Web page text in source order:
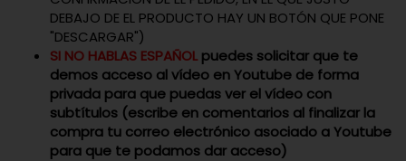
DEBAJO DE EL PRODUCTO HAY UN BOTÓN QUE PONE
"DESCARGAR")
SI NO HABLAS ESPAÑOL puedes solicitar que te
demos acceso al vídeo en Youtube de forma
privada para que puedas ver el vídeo con
subtítulos (escribe en comentarios al finalizar la
compra tu correo electrónico asociado a Youtube
para que te podamos dar acceso)